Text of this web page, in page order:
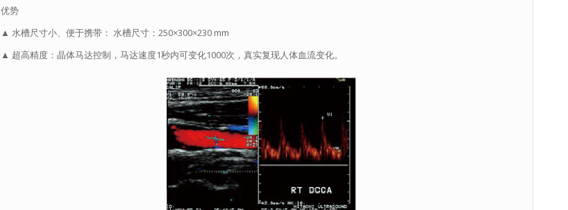
优势
▲ 水槽尺寸小、便于携带： 水槽尺寸：250×300×230 mm
▲ 超高精度：晶体马达控制，马达速度1秒内可变化1000次，真实复现人体血流变化。